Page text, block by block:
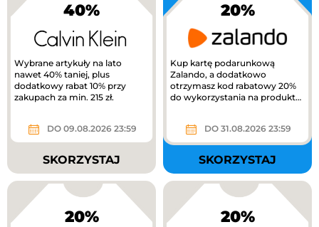
40%
Wybrane artykuły na lato
nawet 40% taniej, plus
dodatkowy rabat 10% przy
zakupach za min. 215 zł.
DO 09.08.2026 23:59
SKORZYSTAJ
20%
Kup kartę podarunkową
Zalando, a dodatkowo
otrzymasz kod rabatowy 20%
do wykorzystania na produkty
DO 31.08.2026 23:59
SKORZYSTAJ
20% 20%